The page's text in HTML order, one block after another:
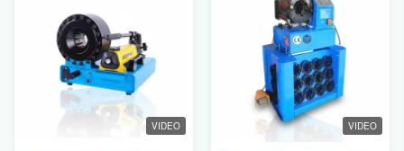
VIDEO VIDEO